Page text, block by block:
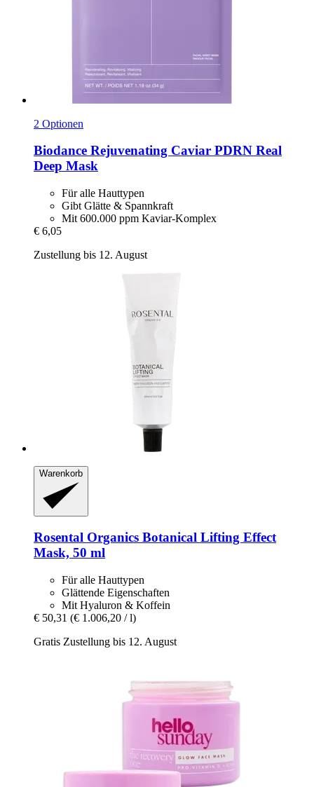
2 Optionen
Biodance Rejuvenating Caviar PDRN Real
Deep Mask
Für alle Hauttypen
Gibt Glätte & Spannkraft
Mit 600.000 ppm Kaviar-Komplex
€ 6,05
Zustellung bis 12. August
Warenkorb
Rosental Organics Botanical Lifting Effect
Mask, 50 ml
Für alle Hauttypen
Glättende Eigenschaften
Mit Hyaluron & Koffein
€ 50,31 (€ 1.006,20 / l)
Gratis Zustellung bis 12. August